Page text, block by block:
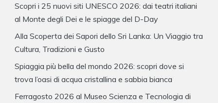
Scopri i 25 nuovi siti UNESCO 2026: dai teatri italiani
al Monte degli Dei e le spiagge del D-Day
Alla Scoperta dei Sapori dello Sri Lanka: Un Viaggio tra
Cultura, Tradizioni e Gusto
Spiaggia più bella del mondo 2026: scopri dove si
trova l’oasi di acqua cristallina e sabbia bianca
Ferragosto 2026 al Museo Scienza e Tecnologia di